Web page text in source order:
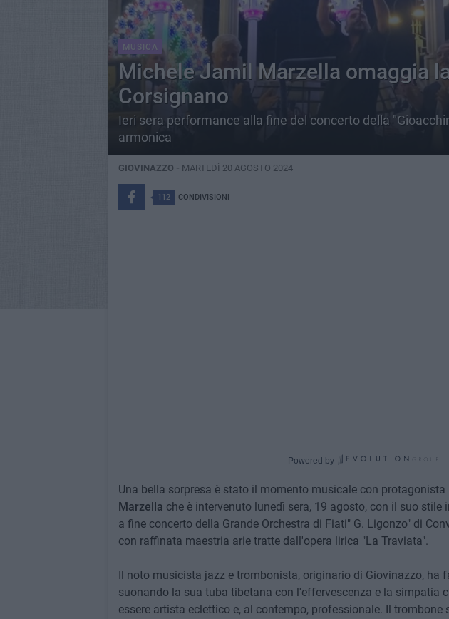
MUSICA
Michele Jamil Marzella omaggia
Corsignano
Ieri sera performance alla fine del concerto della
armonica
GIOVINAZZO - MARTEDÌ 20 AGOSTO 2024
112 CONDIVISIONI
Powered by
Una bella sorpresa è stato il momento musicale con
Marzella che è intervenuto lunedì sera, 19 agosto, con il suo stile
a fine concerto della Grande Orchestra di Fiati" G. Ligonzo" di
con raffinata maestria arie tratte dall'opera lirica "La Traviata".
Il noto musicista jazz e trombonista, originario di Giovinazzo, ha
suonando la sua tuba tibetana con l'effervescenza e la simpatia
essere artista eclettico e, al contempo, professionale. Il trombone